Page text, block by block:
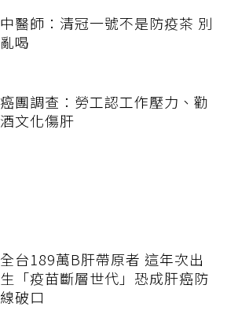
中醫師：清冠一號不是防疫茶 別
亂喝
癌團調查：勞工認工作壓力、勸
酒文化傷肝
全台189萬B肝帶原者 這年次出
生「疫苗斷層世代」恐成肝癌防
線破口